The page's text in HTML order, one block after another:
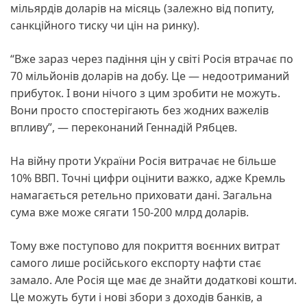
мільярдів доларів на місяць (залежно від попиту,
санкційного тиску чи цін на ринку).
“Вже зараз через падіння цін у світі Росія втрачає по
70 мільйонів доларів на добу. Це — недоотриманий
прибуток. І вони нічого з цим зробити не можуть.
Вони просто спостерігають без жодних важелів
впливу”, — переконаний Геннадій Рябцев.
На війну проти України Росія витрачає не більше
10% ВВП. Точні цифри оцінити важко, адже Кремль
намагається ретельно приховати дані. Загальна
сума вже може сягати 150-200 млрд доларів.
Тому вже поступово для покриття воєнних витрат
самого лише російського експорту нафти стає
замало. Але Росія ще має де знайти додаткові кошти.
Це можуть бути і нові збори з доходів банків, а